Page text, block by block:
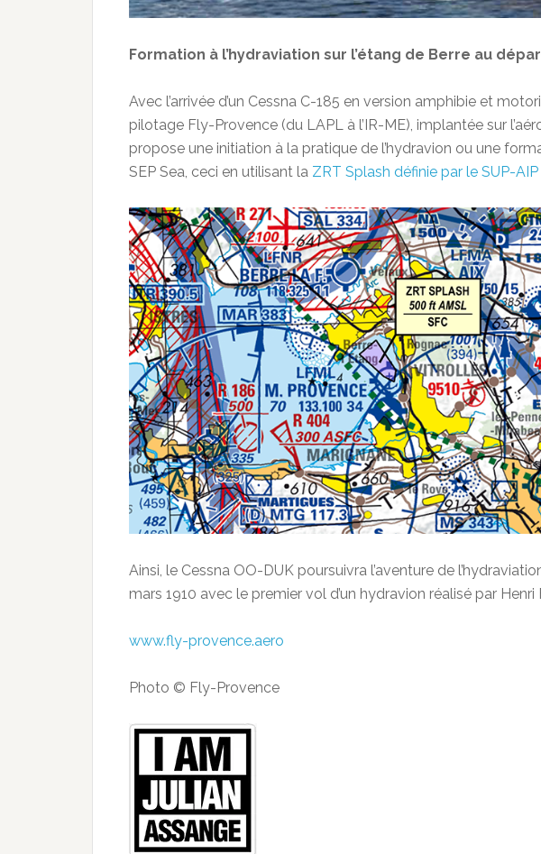
Formation à l’hydraviation sur l’étang de Berre au
Avec l’arrivée d’un Cessna C-185 en version amphibie et
pilotage Fly-Provence (du LAPL à l’IR-ME), implantée sur
propose une initiation à la pratique de l’hydravion ou une
SEP Sea, ceci en utilisant la ZRT Splash définie par le SUP-
Ainsi, le Cessna OO-DUK poursuivra l’aventure de
mars 1910 avec le premier vol d’un hydravion réalisé par
www.fly-provence.aero
Photo © Fly-Provence